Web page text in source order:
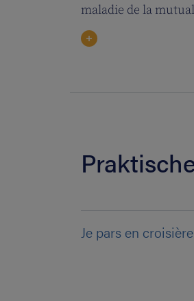
maladie de la
Je pars en